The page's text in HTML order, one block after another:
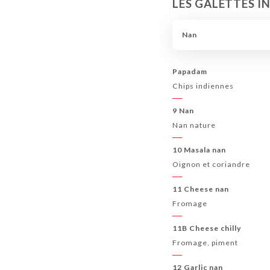
LES GALETTES
Nan
Papadam
Chips indiennes
9 Nan
Nan nature
10 Masala nan
Oignon et coriandre
11 Cheese nan
Fromage
11B Cheese chilly
Fromage, piment
12 Garlic nan